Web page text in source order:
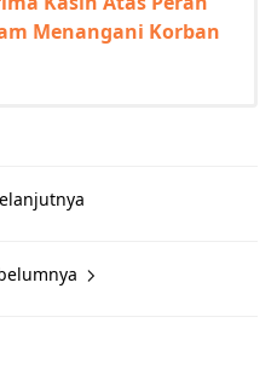
Menangani Korban